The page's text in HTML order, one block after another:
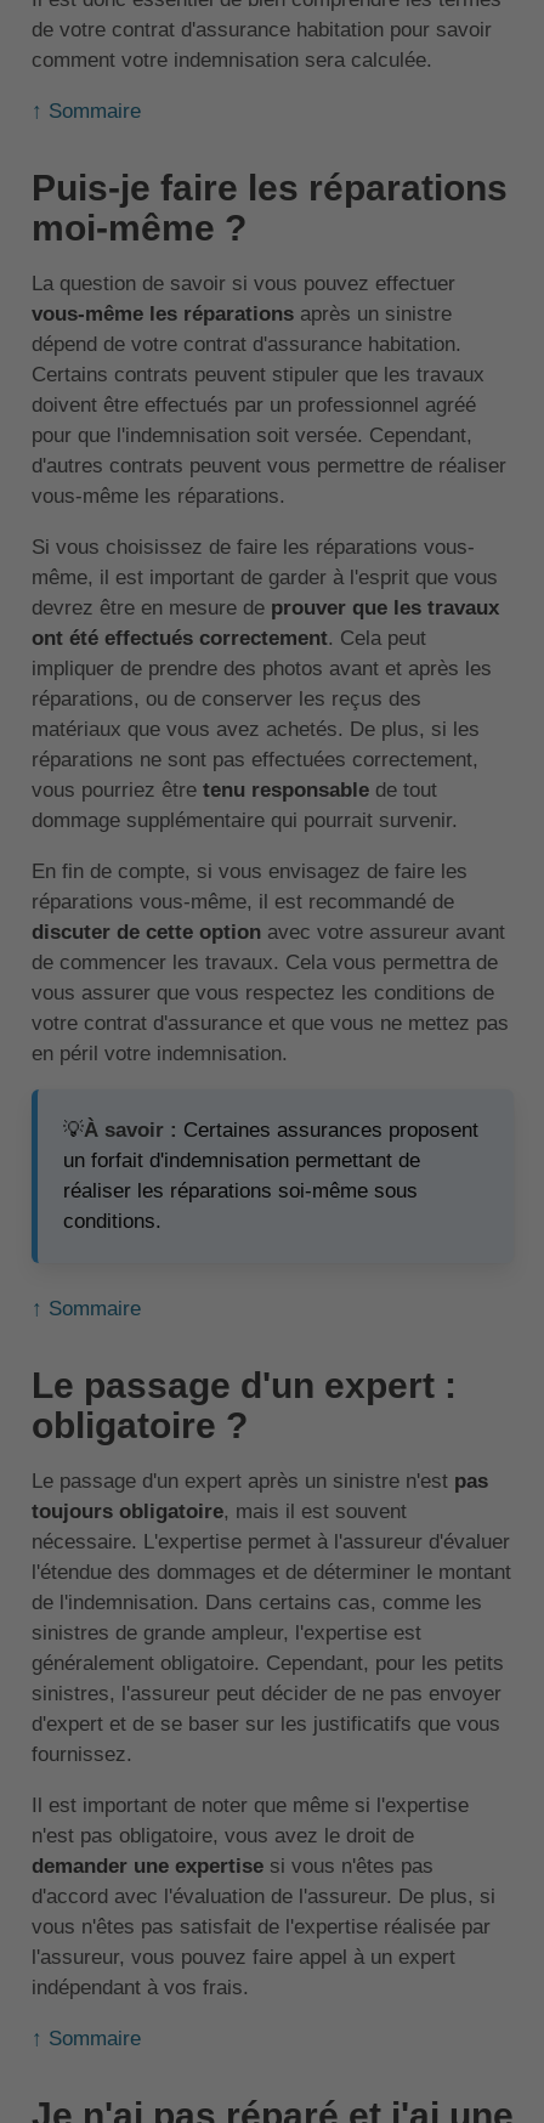
de votre contrat d'assurance habitation pour savoir
comment votre indemnisation sera calculée.
↑ Sommaire
Puis-je faire les réparations
moi-même ?
La question de savoir si vous pouvez effectuer
vous-même les réparationsaprès un sinistre
dépend de votre contrat d'assurance habitation.
Certains contrats peuvent stipuler que les travaux
doivent être effectués par un professionnel agréé
pour que l'indemnisation soit versée. Cependant,
d'autres contrats peuvent vous permettre de réaliser
vous-même les réparations.
Si vous choisissez de faire les réparations vous-
même, il est important de garder à l'esprit que vous
devrez être en mesure deprouver que les travaux
ont été effectués correctement. Cela peut
impliquer de prendre des photos avant et après les
réparations, ou de conserver les reçus des
matériaux que vous avez achetés. De plus, si les
réparations ne sont pas effectuées correctement,
vous pourriez être tenu responsablede tout
dommage supplémentaire qui pourrait survenir.
En fin de compte, si vous envisagez de faire les
réparations vous-même, il est recommandé de
discuter de cette optionavec votre assureur avant
de commencer les travaux. Cela vous permettra de
vous assurer que vous respectez les conditions de
votre contrat d'assurance et que vous ne mettez pas
en péril votre indemnisation.
💡À savoir : Certaines assurances proposent
un forfait d'indemnisation permettant de
réaliser les réparations soi-même sous
conditions.
↑ Sommaire
Le passage d'un expert :
obligatoire ?
Le passage d'un expert après un sinistre n'est pas
toujours obligatoire, mais il est souvent
nécessaire. L'expertise permet à l'assureur d'évaluer
l'étendue des dommages et de déterminer le montant
de l'indemnisation. Dans certains cas, comme les
sinistres de grande ampleur, l'expertise est
généralement obligatoire. Cependant, pour les petits
sinistres, l'assureur peut décider de ne pas envoyer
d'expert et de se baser sur les justificatifs que vous
fournissez.
Il est important de noter que même si l'expertise
n'est pas obligatoire, vous avez le droit de
demander une expertisesi vous n'êtes pas
d'accord avec l'évaluation de l'assureur. De plus, si
vous n'êtes pas satisfait de l'expertise réalisée par
l'assureur, vous pouvez faire appel à un expert
indépendant à vos frais.
↑ Sommaire